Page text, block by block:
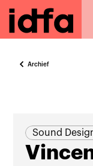
Archief
Sound